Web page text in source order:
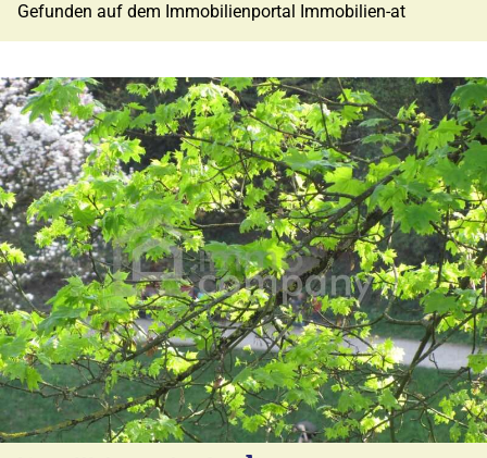
Gefunden auf dem Immobilienportal Immobilien-at